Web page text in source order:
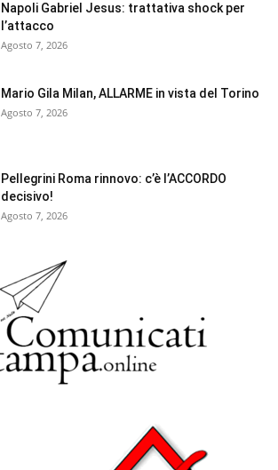
Napoli Gabriel Jesus: trattativa shock per
l’attacco
Agosto 7, 2026
Mario Gila Milan, ALLARME in vista del Torino
Agosto 7, 2026
Pellegrini Roma rinnovo: c’è l’ACCORDO
decisivo!
Agosto 7, 2026